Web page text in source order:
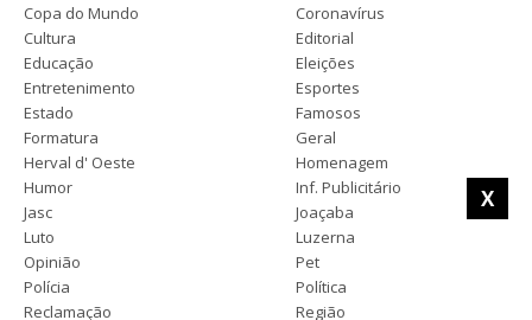
X
Copa do Mundo
Coronavírus
Cultura
Editorial
Educação
Eleições
Entretenimento
Esportes
Estado
Famosos
Formatura
Geral
Herval d' Oeste
Homenagem
Humor
Inf. Publicitário
Jasc
Joaçaba
Luto
Luzerna
Opinião
Pet
Polícia
Política
Reclamação
Região